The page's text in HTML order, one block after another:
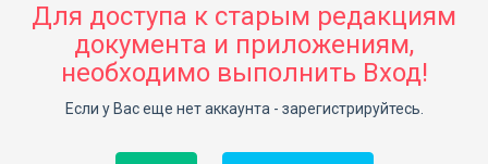
Для доступа к старым редакциям
документа и приложениям,
необходимо выполнить Вход!
Если у Вас еще нет аккаунта - зарегистрируйтесь.